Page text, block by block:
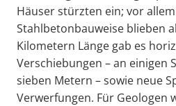
Häuser stürzten ein; vor
Stahlbetonbauweise blieben
Kilometern Länge gab es
Verschiebungen – an einigen
sieben Metern – sowie neue
Verwerfungen. Für Geologen